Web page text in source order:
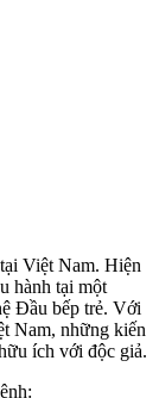
Việt Nam. Hiện
hành tại một
Đầu bếp trẻ. Với
Nam, những kiến
ích với độc giả.